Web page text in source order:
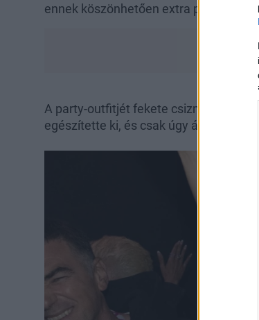
ennek köszönhetően extra pikánsra,
A party-outfitjét fekete csizmával,
egészítette ki, és csak úgy áradt